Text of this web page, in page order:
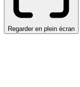
Regarder en plein écran